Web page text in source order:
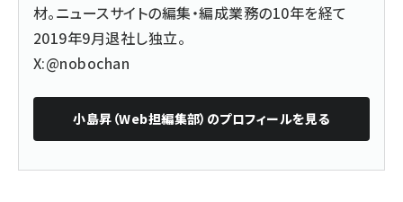
材。ニュースサイトの編集・編成業務の10年を経て
2019年9月退社し独立。
X:@nobochan
小島昇（Web担編集部） のプロフィールを見る